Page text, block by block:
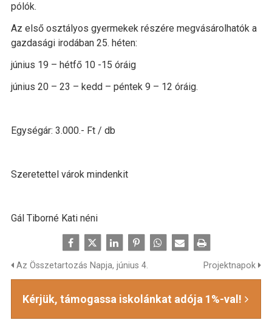
pólók.
Az első osztályos gyermekek részére megvásárolhatók a
gazdasági irodában 25. héten:
június 19 – hétfő 10 -15 óráig
június 20 – 23 – kedd – péntek 9 – 12 óráig.
Egységár: 3.000.- Ft / db
Szeretettel várok mindenkit
Gál Tiborné Kati néni
Az Összetartozás Napja, június 4. Projektnapok
Kérjük, támogassa iskolánkat adója 1%-val!